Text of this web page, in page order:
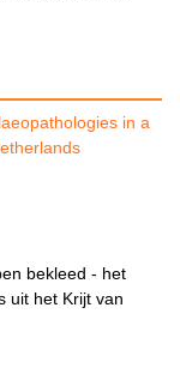
in a
bekleed - het
uit het Krijt van